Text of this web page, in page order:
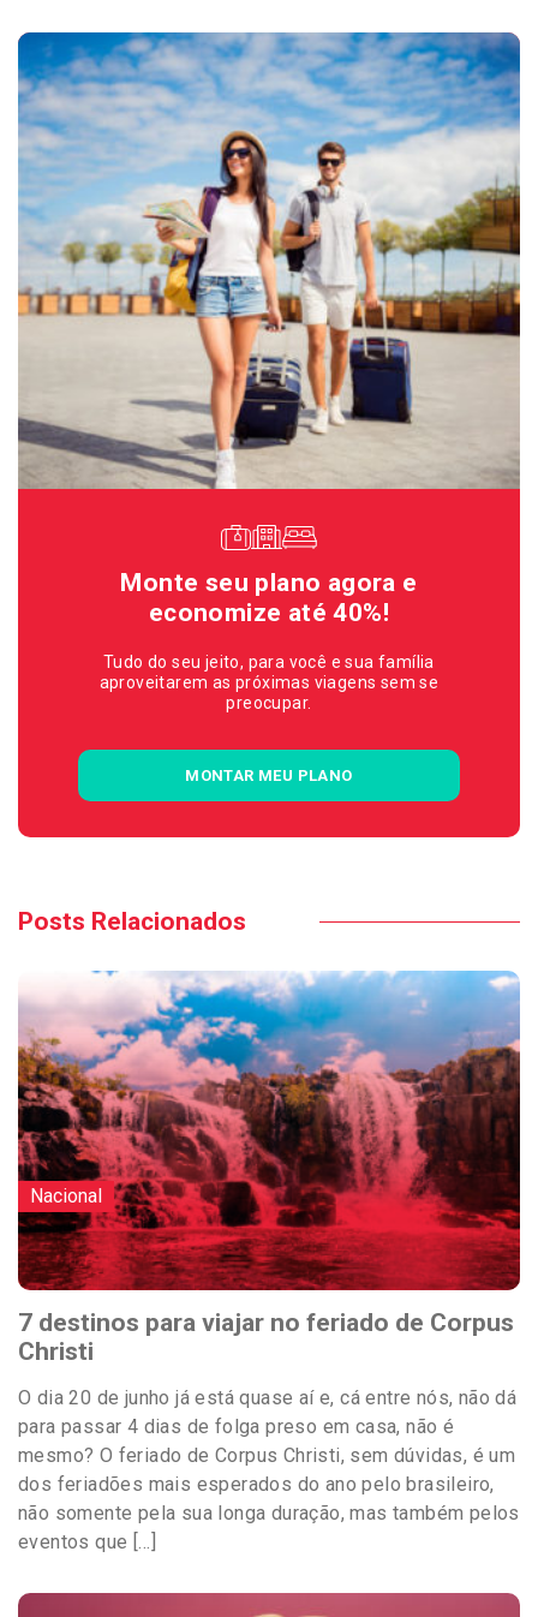
Monte seu plano agora e
economize até 40%!
Tudo do seu jeito, para você e sua família
aproveitarem as próximas viagens sem se
preocupar.
MONTAR MEU PLANO
Posts Relacionados
Nacional
7 destinos para viajar no feriado de Corpus
Christi
O dia 20 de junho já está quase aí e, cá entre nós, não dá
para passar 4 dias de folga preso em casa, não é
mesmo? O feriado de Corpus Christi, sem dúvidas, é um
dos feriadões mais esperados do ano pelo brasileiro,
não somente pela sua longa duração, mas também pelos
eventos que […]